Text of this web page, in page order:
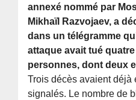
annexé nommé par
Mikhaïl Razvojaev, a
dans un télégramme
attaque avait tué quatre
personnes, dont deux
Trois décès avaient déjà
signalés. Le nombre de